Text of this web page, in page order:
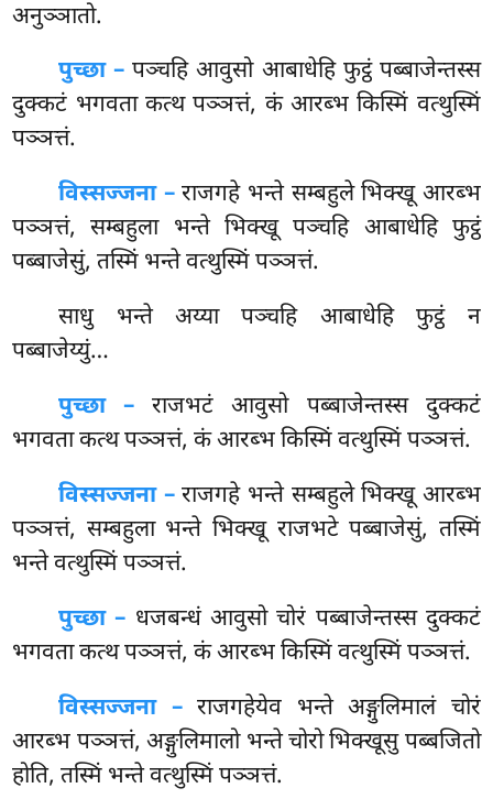
अनुञ्ञातो.
पुच्छा – पञ्चहिआवुसो आबाधेहि फुट्ठं पब्बाजेन्तस्स
दुक्कटं भगवता कत्थ पञ्ञत्तं, कं आरब्भ किस्मिं वत्थुस्मिं
पञ्ञत्तं.
विस्सज्जना –राजगहे भन्ते सम्बहुले भिक्खू आरब्भ
पञ्ञत्तं, सम्बहुला भन्ते भिक्खू पञ्चहि आबाधेहि फुट्ठं
पब्बाजेसुं, तस्मिं भन्ते वत्थुस्मिं पञ्ञत्तं.
साधु भन्ते अय्या पञ्चहि आबाधेहि फुट्ठं न
पब्बाजेय्युं…
पुच्छा – राजभटं आवुसो पब्बाजेन्तस्स दुक्कटं
भगवता कत्थ पञ्ञत्तं, कं आरब्भ किस्मिं वत्थुस्मिं पञ्ञत्तं.
विस्सज्जना –राजगहे भन्ते सम्बहुले भिक्खू आरब्भ
पञ्ञत्तं, सम्बहुला भन्ते भिक्खू राजभटे पब्बाजेसुं, तस्मिं
भन्ते वत्थुस्मिं पञ्ञत्तं.
पुच्छा – धजबन्धं आवुसो चोरं पब्बाजेन्तस्स दुक्कटं
भगवता कत्थ पञ्ञत्तं, कं आरब्भ किस्मिं वत्थुस्मिं पञ्ञत्तं.
विस्सज्जना –राजगहेयेव भन्ते अङ्गुलिमालं चोरं
आरब्भ पञ्ञत्तं, अङ्गुलिमालो भन्ते चोरो भिक्खूसु पब्बजितो
होति, तस्मिं भन्ते वत्थुस्मिं पञ्ञत्तं.